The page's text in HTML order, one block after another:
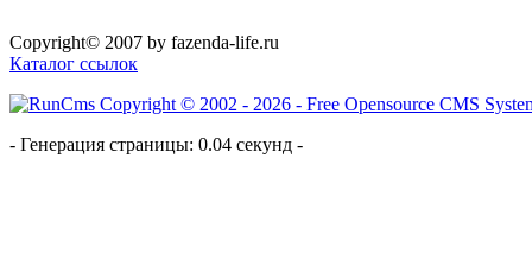
Copyright© 2007 by fazenda-life.ru
Каталог ссылок
- Генерация страницы: 0.04 секунд -